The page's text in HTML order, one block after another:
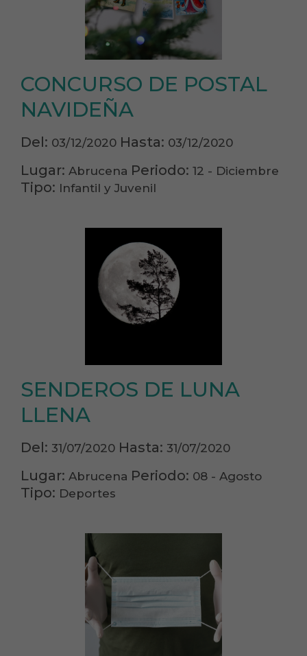
CONCURSO DE POSTAL
NAVIDEÑA
Del: 03/12/2020 Hasta: 03/12/2020
Lugar: Abrucena Periodo: 12 - Diciembre
Tipo: Infantil y Juvenil
SENDEROS DE LUNA
LLENA
Del: 31/07/2020 Hasta: 31/07/2020
Lugar: Abrucena Periodo: 08 - Agosto
Tipo: Deportes